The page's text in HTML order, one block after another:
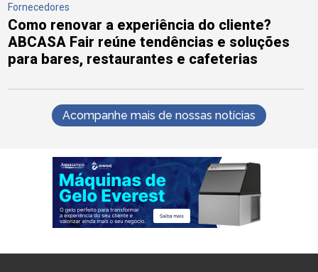
Fornecedores
Como renovar a experiência do cliente?
ABCASA Fair reúne tendências e soluções
para bares, restaurantes e cafeterias
Acompanhe mais de nossas notícias